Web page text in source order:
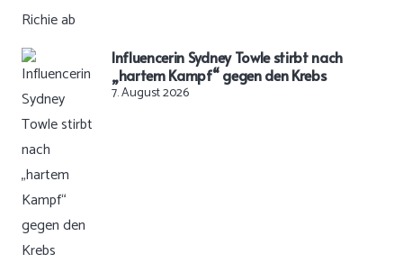
Influencerin Sydney Towle stirbt nach
„hartem Kampf“ gegen den Krebs
7. August 2026